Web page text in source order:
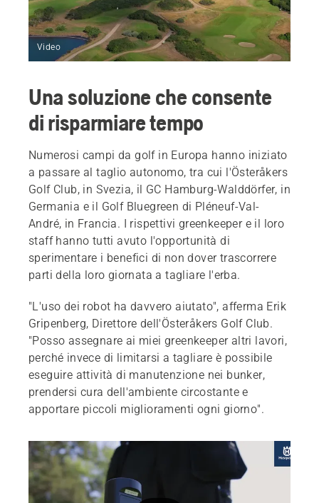
Video
Una soluzione che consente
di risparmiare tempo
Numerosi campi da golf in Europa hanno iniziato
a passare al taglio autonomo, tra cui l'Österåkers
Golf Club, in Svezia, il GC Hamburg-Walddörfer, in
Germania e il Golf Bluegreen di Pléneuf-Val-
André, in Francia. I rispettivi greenkeeper e il loro
staff hanno tutti avuto l'opportunità di
sperimentare i benefici di non dover trascorrere
parti della loro giornata a tagliare l'erba.
"L'uso dei robot ha davvero aiutato", afferma Erik
Gripenberg, Direttore dell'Österåkers Golf Club.
"Posso assegnare ai miei greenkeeper altri lavori,
perché invece di limitarsi a tagliare è possibile
eseguire attività di manutenzione nei bunker,
prendersi cura dell'ambiente circostante e
apportare piccoli miglioramenti ogni giorno".